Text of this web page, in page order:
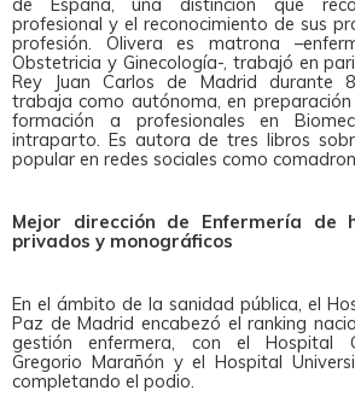
profesional y el reconocimiento de sus
profesión. Olivera es matrona
Obstetricia y Ginecología-, trabajó en
Rey Juan Carlos de Madrid durante
trabaja como autónoma, en
formación a profesionales en
intraparto. Es autora de tres libros
popular en redes sociales como
Mejor dirección de Enfermería de
privados y monográficos
En el ámbito de la sanidad pública, el
Paz de Madrid encabezó el ranking
gestión enfermera, con el Hospital
Gregorio Marañón y el Hospital
completando el podio.